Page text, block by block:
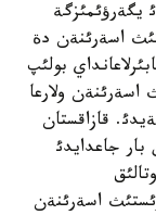
يگةرؤئمئزگة
اسةرئنةن دة
بولئپ
ولارعا
قازاقستان
جاعدايدئ
اسةرئنةن